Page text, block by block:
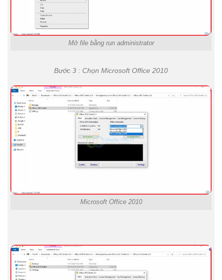
Mở file bằng run administrator
Bước 3 : Chọn Microsoft Office 2010
Microsoft Office 2010